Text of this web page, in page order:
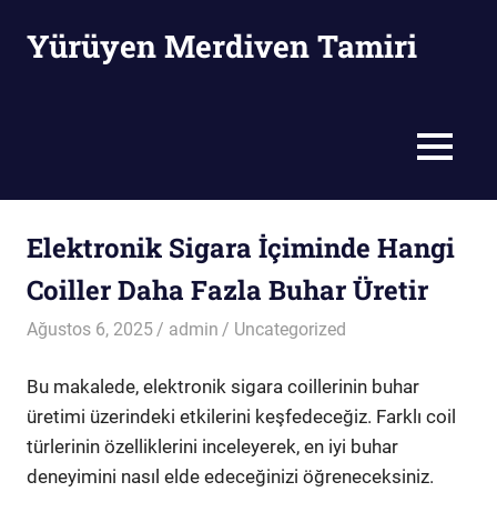
Yürüyen Merdiven Tamiri
MENU
Elektronik Sigara İçiminde Hangi
Coiller Daha Fazla Buhar Üretir
Ağustos 6, 2025 admin Uncategorized
Bu makalede, elektronik sigara coillerinin buhar
üretimi üzerindeki etkilerini keşfedeceğiz. Farklı coil
türlerinin özelliklerini inceleyerek, en iyi buhar
deneyimini nasıl elde edeceğinizi öğreneceksiniz.